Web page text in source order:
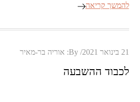
להמשך קריאה
Posted
on
21 בינואר 2021 By: אוריה בר-מאיר
לכבוד ההשבעה